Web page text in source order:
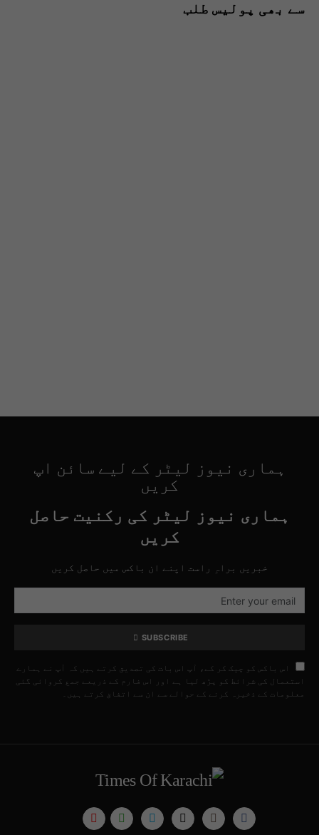
سے بھی پولیس طلب
ہماری نیوز لیٹر کے لیے سائن اپ
کریں
ہماری نیوز لیٹر کی رکنیت حاصل
کریں
خبریں براہِ راست اپنے ان باکس میں حاصل کریں
SUBSCRIBE
اس باکس کو چیک کر کے، آپ اس بات کی تصدیق کرتے ہیں کہ آپ نے ہمارے
استعمال کی شرائط کو پڑھ لیا ہے اور اس فارم کے ذریعے جمع کروائی گئی
معلومات کے ذخیرہ کرنے کے حوالے سے ان سے اتفاق کرتے ہیں۔